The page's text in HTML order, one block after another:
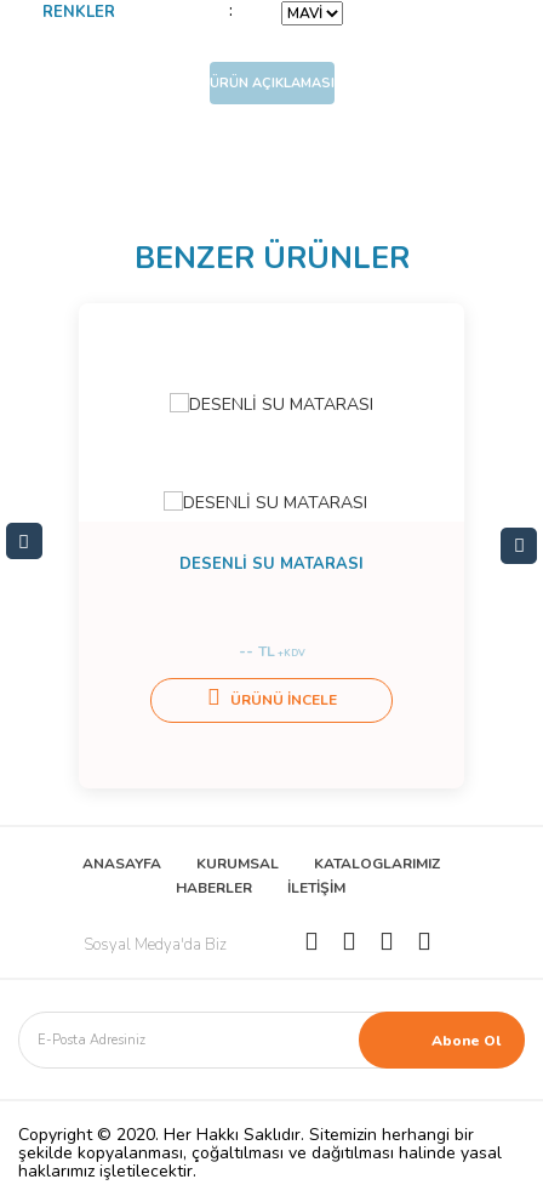
RENKLER
ÜRÜN AÇIKLAMASI
BENZER ÜRÜNLER
DESENLİ SU MATARASI
-- TL+KDV
ÜRÜNÜ İNCELE
ANASAYFA KURUMSAL
KATALOGLARIMIZ
HABERLER
İLETİŞİM
Sosyal Medya'da Biz
Copyright © 2020. Her Hakkı Saklıdır. Sitemizin herhangi bir
şekilde kopyalanması, çoğaltılması ve dağıtılması halinde yasal
haklarımız işletilecektir.